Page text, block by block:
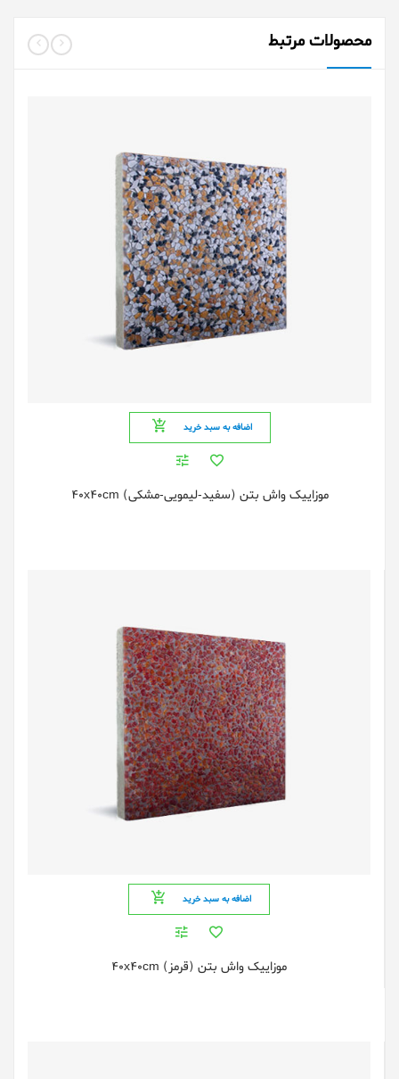
محصولات مرتبط
اضافه به سبد خرید
موزایيک واش بتن (سفید-لیمویی-مشکی) 40x40cm
اضافه به سبد خرید
موزایيک واش بتن (قرمز) 40x40cm